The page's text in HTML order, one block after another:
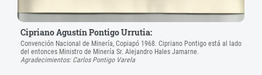
Cipriano Agustín Pontigo Urrutia:
Convención Nacional de Minería, Copiapó 1968. Cipriano Pontigo está al lado
del entonces Ministro de Minería Sr. Alejandro Hales Jamarne.
Agradecimientos: Carlos Pontigo Varela